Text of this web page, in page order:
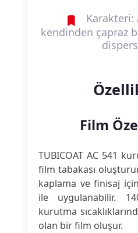
Karakteri:
kendinden çapraz
Film
TUBICOAT AC 541
film tabakası
kaplama ve finisaj
ile uygulanabilir.
kurutma
olan bir film oluşur.